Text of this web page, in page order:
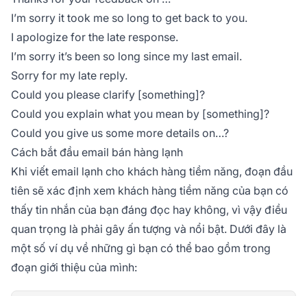
I’m sorry it took me so long to get back to you.
I apologize for the late response.
I’m sorry it’s been so long since my last email.
Sorry for my late reply.
Could you please clarify [something]?
Could you explain what you mean by [something]?
Could you give us some more details on…?
Cách bắt đầu email bán hàng lạnh
Khi viết email lạnh cho khách hàng tiềm năng, đoạn đầu
tiên sẽ xác định xem khách hàng tiềm năng của bạn có
thấy tin nhắn của bạn đáng đọc hay không, vì vậy điều
quan trọng là phải gây ấn tượng và nổi bật. Dưới đây là
một số ví dụ về những gì bạn có thể bao gồm trong
đoạn giới thiệu của mình: